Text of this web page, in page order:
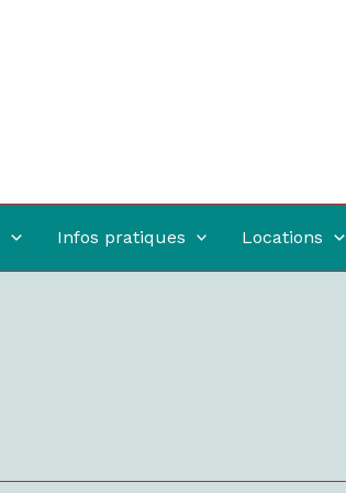
Infos pratiques Locations